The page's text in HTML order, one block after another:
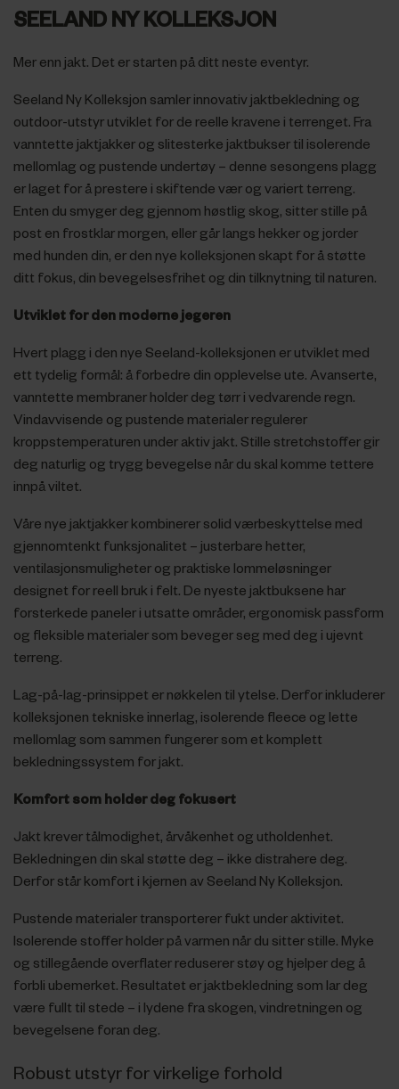
SEELAND NY KOLLEKSJON
Mer enn jakt. Det er starten på ditt neste eventyr.
Seeland Ny Kolleksjon samler innovativ jaktbekledning og
outdoor-utstyr utviklet for de reelle kravene i terrenget. Fra
vanntette jaktjakker og slitesterke jaktbukser til isolerende
mellomlag og pustende undertøy – denne sesongens plagg
er laget for å prestere i skiftende vær og variert terreng.
Enten du smyger deg gjennom høstlig skog, sitter stille på
post en frostklar morgen, eller går langs hekker og jorder
med hunden din, er den nye kolleksjonen skapt for å støtte
ditt fokus, din bevegelsesfrihet og din tilknytning til naturen.
Utviklet for den moderne jegeren
Hvert plagg i den nye Seeland-kolleksjonen er utviklet med
ett tydelig formål: å forbedre din opplevelse ute. Avanserte,
vanntette membraner holder deg tørr i vedvarende regn.
Vindavvisende og pustende materialer regulerer
kroppstemperaturen under aktiv jakt. Stille stretchstoffer gir
deg naturlig og trygg bevegelse når du skal komme tettere
innpå viltet.
Våre nye jaktjakker kombinerer solid værbeskyttelse med
gjennomtenkt funksjonalitet – justerbare hetter,
ventilasjonsmuligheter og praktiske lommeløsninger
designet for reell bruk i felt. De nyeste jaktbuksene har
forsterkede paneler i utsatte områder, ergonomisk passform
og fleksible materialer som beveger seg med deg i ujevnt
terreng.
Lag-på-lag-prinsippet er nøkkelen til ytelse. Derfor inkluderer
kolleksjonen tekniske innerlag, isolerende fleece og lette
mellomlag som sammen fungerer som et komplett
bekledningssystem for jakt.
Komfort som holder deg fokusert
Jakt krever tålmodighet, årvåkenhet og utholdenhet.
Bekledningen din skal støtte deg – ikke distrahere deg.
Derfor står komfort i kjernen av Seeland Ny Kolleksjon.
Pustende materialer transporterer fukt under aktivitet.
Isolerende stoffer holder på varmen når du sitter stille. Myke
og stillegående overflater reduserer støy og hjelper deg å
forbli ubemerket. Resultatet er jaktbekledning som lar deg
være fullt til stede – i lydene fra skogen, vindretningen og
bevegelsene foran deg.
Robust utstyr for virkelige forhold